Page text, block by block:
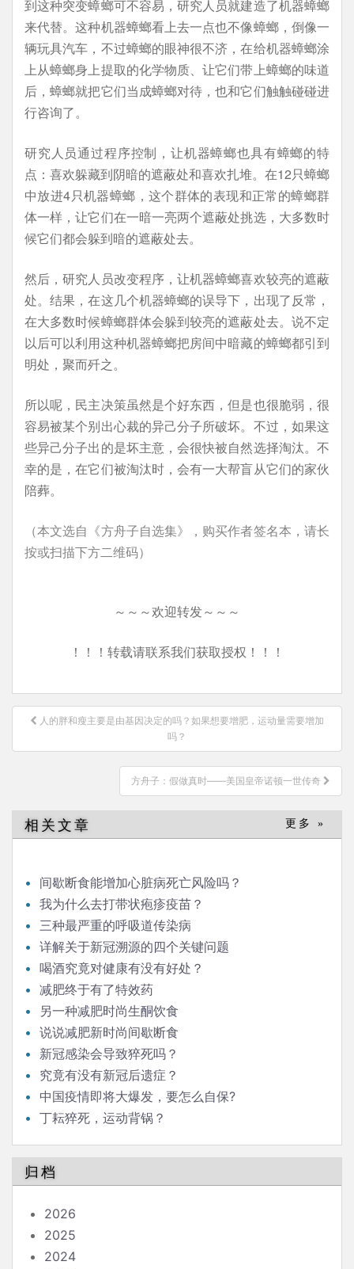
到这种突变蟑螂可不容易，研究人员就建造了机器蟑螂
来代替。这种机器蟑螂看上去一点也不像蟑螂，倒像一
辆玩具汽车，不过蟑螂的眼神很不济，在给机器蟑螂涂
上从蟑螂身上提取的化学物质、让它们带上蟑螂的味道
后，蟑螂就把它们当成蟑螂对待，也和它们触触碰碰进
行咨询了。
研究人员通过程序控制，让机器蟑螂也具有蟑螂的特
点：喜欢躲藏到阴暗的遮蔽处和喜欢扎堆。在12只蟑螂
中放进4只机器蟑螂，这个群体的表现和正常的蟑螂群
体一样，让它们在一暗一亮两个遮蔽处挑选，大多数时
候它们都会躲到暗的遮蔽处去。
然后，研究人员改变程序，让机器蟑螂喜欢较亮的遮蔽
处。结果，在这几个机器蟑螂的误导下，出现了反常，
在大多数时候蟑螂群体会躲到较亮的遮蔽处去。说不定
以后可以利用这种机器蟑螂把房间中暗藏的蟑螂都引到
明处，聚而歼之。
所以呢，民主决策虽然是个好东西，但是也很脆弱，很
容易被某个别出心裁的异己分子所破坏。不过，如果这
些异己分子出的是坏主意，会很快被自然选择淘汰。不
幸的是，在它们被淘汰时，会有一大帮盲从它们的家伙
陪葬。
（本文选自《方舟子自选集》，购买作者签名本，请长
按或扫描下方二维码）
～～～欢迎转发～～～
！！！转载请联系我们获取授权！！！
导
人的胖和瘦主要是由基因决定的吗？如果想要增肥，运动量需要增加
吗？
方舟子：假做真时——美国皇帝诺顿一世传奇
相关文章 更多 »
间歇断食能增加心脏病死亡风险吗？
我为什么去打带状疱疹疫苗？
三种最严重的呼吸道传染病
详解关于新冠溯源的四个关键问题
喝酒究竟对健康有没有好处？
减肥终于有了特效药
另一种减肥时尚生酮饮食
说说减肥新时尚间歇断食
新冠感染会导致猝死吗？
究竟有没有新冠后遗症？
中国疫情即将大爆发，要怎么自保?
丁耘猝死，运动背锅？
归档
2026
2025
2024